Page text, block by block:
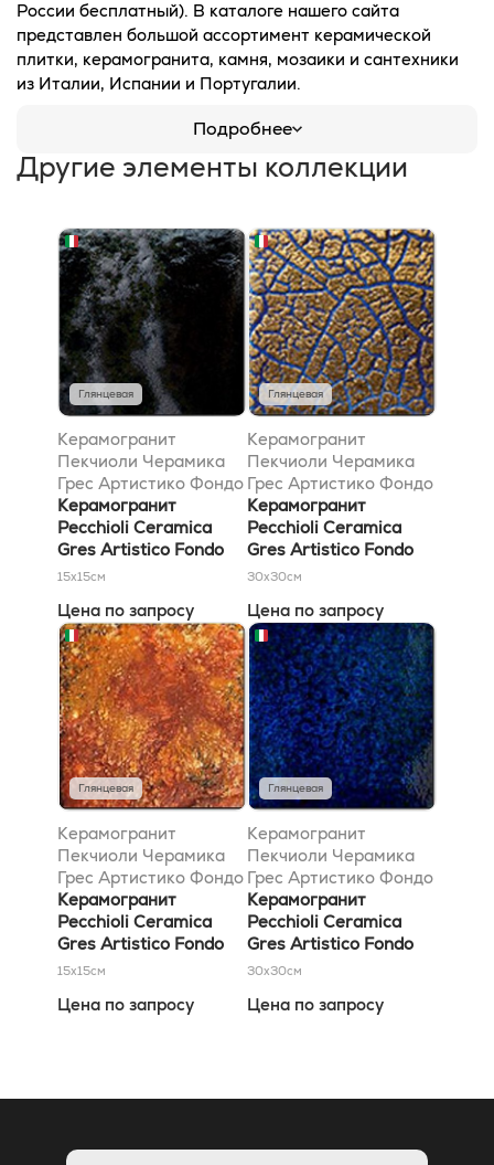
России бесплатный). В каталоге нашего сайта
представлен большой ассортимент керамической
плитки, керамогранита, камня, мозаики и сантехники
из Италии, Испании и Португалии.
Подробнее
Другие элементы коллекции
Глянцевая
Керамогранит
Пекчиоли Черамика
Грес Артистико Фондо
LUS 16 15x15
Керамогранит
Pecchioli Ceramica
Gres Artistico Fondo
LUS 16 15x15
15x15см
Цена по запросу
Глянцевая
Керамогранит
Пекчиоли Черамика
Грес Артистико Фондо
H75 30x30
Керамогранит
Pecchioli Ceramica
Gres Artistico Fondo
H75 30x30
30x30см
Цена по запросу
Глянцевая
Керамогранит
Пекчиоли Черамика
Грес Артистико Фондо
Магма 15x15
Керамогранит
Pecchioli Ceramica
Gres Artistico Fondo
Magma 15x15
15x15см
Цена по запросу
Глянцевая
Керамогранит
Пекчиоли Черамика
Грес Артистико Фондо
FAN 7 30x30
Керамогранит
Pecchioli Ceramica
Gres Artistico Fondo
FAN 7 30x30
30x30см
Цена по запросу